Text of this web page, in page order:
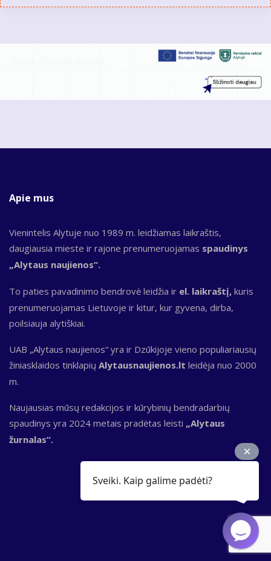
Apie mus
Vienintelis Alytuje nuo 1989 m. leidžiamas laikraštis,
daugiausia mieste ir rajone prenumeruojamas spaudinys
„Alytaus naujienos“.
To paties pavadinimo bendrovė leidžia ir el. laikraštį, kuris
prenumeruojamas Lietuvoje ir kitur, kur gyvena, dirba,
poilsiauja alytiškiai.
UAB „Alytaus naujienos“ yra ir Dzūkijoje vieno populiariausių
žiniasklaidos tinklapių Alytausnaujienos.lt leidėja nuo 2000
m.
Naujausias mūsų redakcijos ir kūrybinių bendradarbių
spaudinys yra 2024 metais pradėtas leisti „Alytaus
žurnalas“.
Sveiki. Kaip galime padėti?